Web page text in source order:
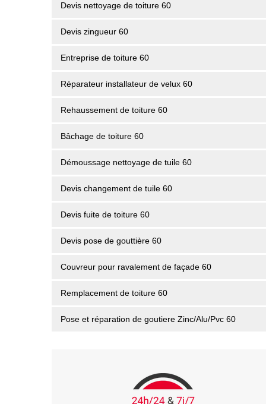
Devis nettoyage de toiture 60
Devis zingueur 60
Entreprise de toiture 60
Réparateur installateur de velux 60
Rehaussement de toiture 60
Bâchage de toiture 60
Démoussage nettoyage de tuile 60
Devis changement de tuile 60
Devis fuite de toiture 60
Devis pose de gouttière 60
Couvreur pour ravalement de façade 60
Remplacement de toiture 60
Pose et réparation de goutiere Zinc/Alu/Pvc 60